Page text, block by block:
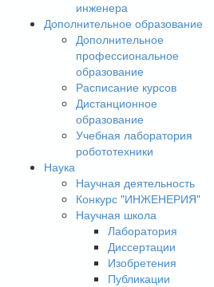
инженера
Дополнительное образование
Дополнительное
профессиональное
образование
Расписание курсов
Дистанционное
образование
Учебная лаборатория
робототехники
Наука
Научная деятельность
Конкурс "ИНЖЕНЕРИЯ"
Научная школа
Лаборатория
Диссертации
Изобретения
Публикации